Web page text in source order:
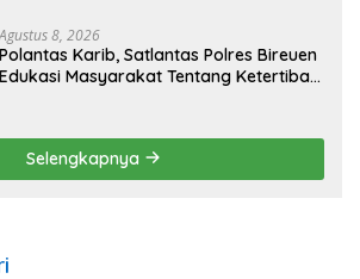
Agustus 8, 2026
Polantas Karib, Satlantas Polres Bireuen
Edukasi Masyarakat Tentang Ketertiban
Selengkapnya